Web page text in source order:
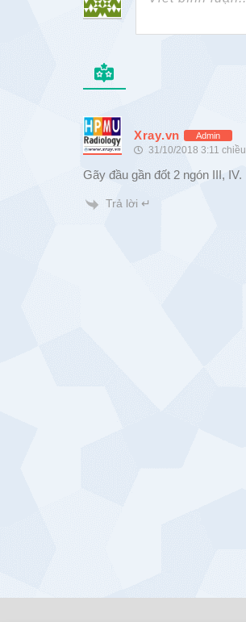
Xray.vn Admin
31/10/2018 3:11 chiều
Gãy đầu gần đốt 2 ngón III, IV.
Trả lời ↵